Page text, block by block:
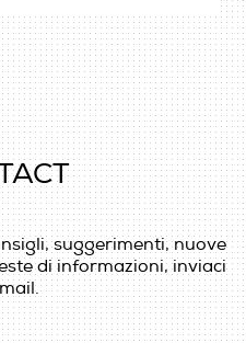
suggerimenti, nuove
di informazioni, inviaci